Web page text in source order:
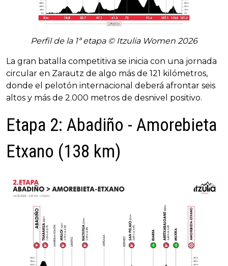
Perfil de la 1ª etapa © Itzulia Women 2026
La gran batalla competitiva se inicia con una jornada
circular en Zarautz de algo más de 121 kilómetros,
donde el pelotón internacional deberá afrontar seis
altos y más de 2.000 metros de desnivel positivo.
Etapa 2: Abadiño - Amorebieta
Etxano (138 km)